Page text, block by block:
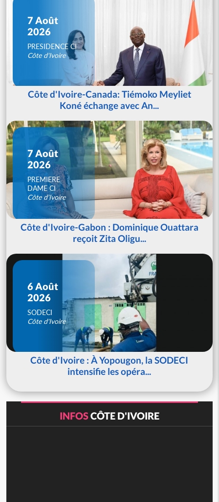
7 Août
2026
PRESIDENCE CI
Côte d'Ivoire
Côte d'Ivoire-Canada: Tiémoko Meyliet
Koné échange avec An...
7 Août
2026
PREMIERE
DAME CI
Côte d'Ivoire
Côte d'Ivoire-Gabon : Dominique Ouattara
reçoit Zita Oligu...
6 Août
2026
SODECI
Côte d'Ivoire
Côte d'Ivoire : À Yopougon, la SODECI
intensifie les opéra...
INFOSCÔTE D'IVOIRE